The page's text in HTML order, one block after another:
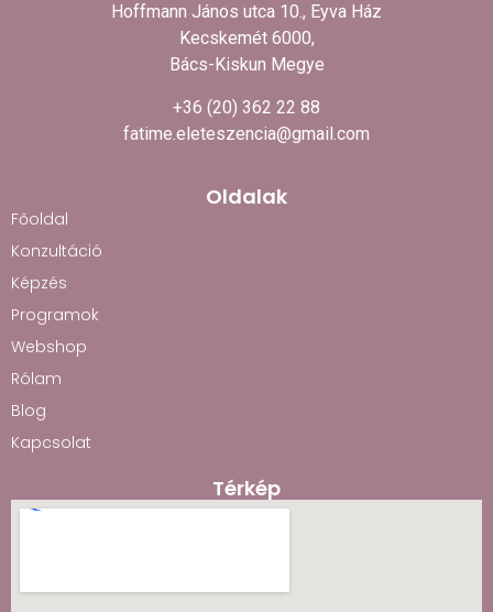
Hoffmann János utca 10., Eyva Ház
Kecskemét 6000,
Bács-Kiskun Megye
+36 (20) 362 22 88
fatime.eleteszencia@gmail.com
Oldalak
Főoldal
Konzultáció
Képzés
Programok
Webshop
Rólam
Blog
Kapcsolat
Térkép